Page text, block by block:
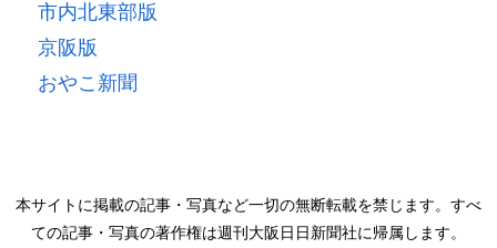
市内北東部版
京阪版
おやこ新聞
本サイトに掲載の記事・写真など一切の無断転載を禁じます。すべ
ての記事・写真の著作権は週刊大阪日日新聞社に帰属します。